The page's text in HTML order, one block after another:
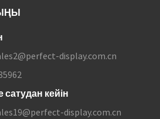
display.com.cn
кейін
display.com.cn